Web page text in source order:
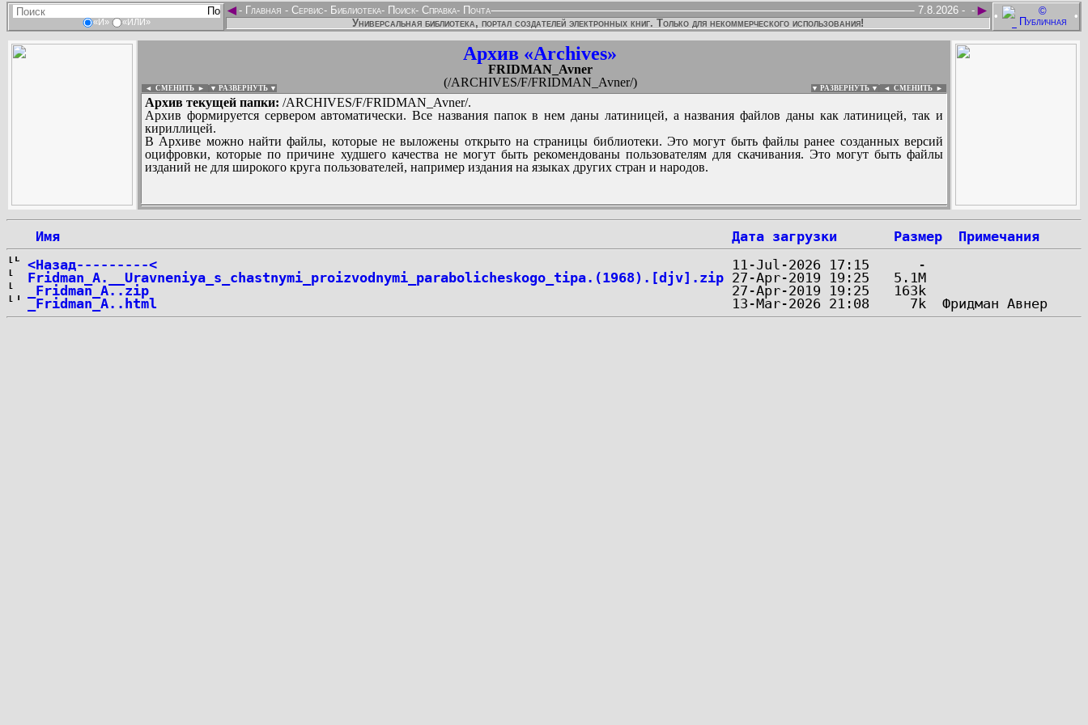
«И» «ИЛИ»
• •
◄ ►
- Главная - Сервис- Библиотека- Поиск- Справка- Почта -
7.8.2026 -
Универсальная библиотека, портал создателей электронных книг. Только для некоммерческого использования!
Архив «Archives»
FRIDMAN_Avner
(/ARCHIVES/F/FRIDMAN_Avner/)
◄ СМЕНИТЬ ► ▼ РАЗВЕРНУТЬ ▼ ▼ РАЗВЕРНУТЬ ▼ ◄ СМЕНИТЬ ►
Архив текущей папки: /ARCHIVES/F/FRIDMAN_Avner/.
Архив формируется сервером автоматически. Все названия папок в нем даны латиницей, а названия файлов даны как латиницей, так и
кириллицей.
В Архиве можно найти файлы, которые не выложены открыто на страницы библиотеки. Это могут быть файлы ранее созданных версий
оцифровки, которые по причине худшего качества не могут быть рекомендованы пользователям для скачивания. Это могут быть файлы
изданий не для широкого круга пользователей, например издания на языках других стран и народов.
:
...
Имя Дата загрузки Размер
Примечания
<Назад---------<
Fridman_A.__Uravneniya_s_chastnymi_proizvodnymi_parabolicheskogo_tipa.(1968).[djv].zip
_Fridman_A..zip
_Fridman_A..html